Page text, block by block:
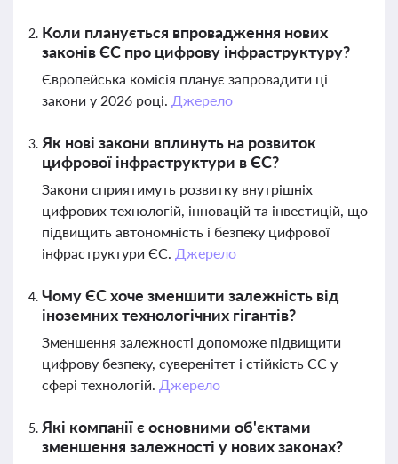
Коли планується впровадження нових
законів ЄС про цифрову інфраструктуру?
Європейська комісія планує запровадити ці
закони у 2026 році. Джерело
Як нові закони вплинуть на розвиток
цифрової інфраструктури в ЄС?
Закони сприятимуть розвитку внутрішніх
цифрових технологій, інновацій та інвестицій, що
підвищить автономність і безпеку цифрової
інфраструктури ЄС. Джерело
Чому ЄС хоче зменшити залежність від
іноземних технологічних гігантів?
Зменшення залежності допоможе підвищити
цифрову безпеку, суверенітет і стійкість ЄС у
сфері технологій. Джерело
Які компанії є основними об'єктами
зменшення залежності у нових законах?